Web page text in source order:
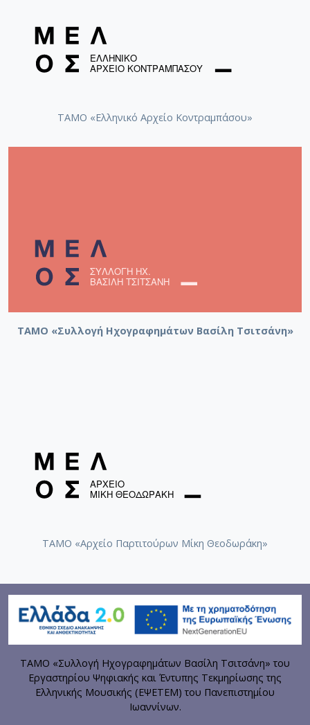
ΤΑΜΟ «Ελληνικό Αρχείο Κοντραμπάσου»
ΤΑΜΟ «Συλλογή Ηχογραφημάτων Βασίλη Τσιτσάνη»
ΤΑΜΟ «Αρχείο Παρτιτούρων Μίκη Θεοδωράκη»
ΤΑΜΟ «Συλλογή Ηχογραφημάτων Βασίλη Τσιτσάνη» του
Εργαστηρίου Ψηφιακής και Έντυπης Τεκμηρίωσης της
Ελληνικής Μουσικής (ΕΨΕΤΕΜ) του Πανεπιστημίου
Ιωαννίνων.